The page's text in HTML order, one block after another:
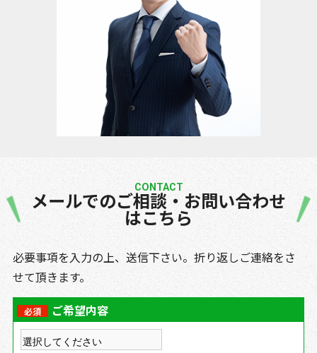
メールでのご相談・お問い合わせ
はこちら
CONTACT
必要事項を入力の上、送信下さい。折り返しご連絡をさ
せて頂きます。
必須 ご希望内容